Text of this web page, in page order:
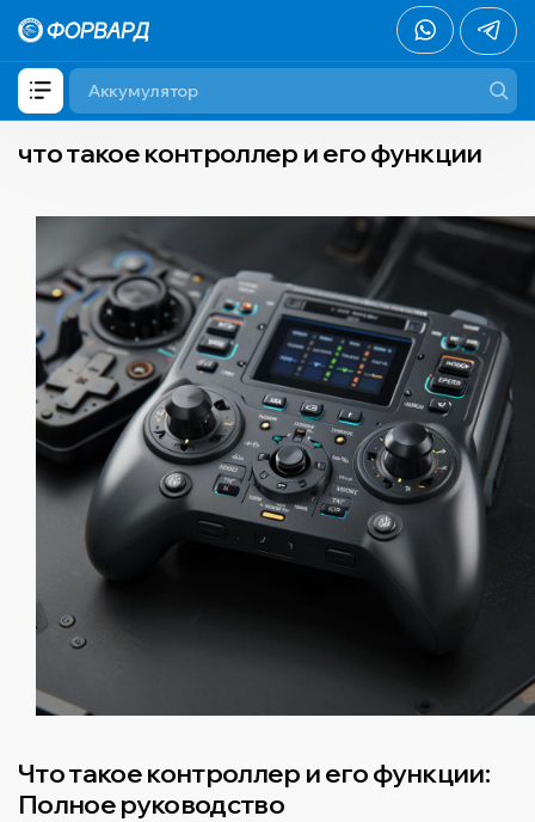
что такое контроллер и его функции
Что такое контроллер и его функции:
Полное руководство